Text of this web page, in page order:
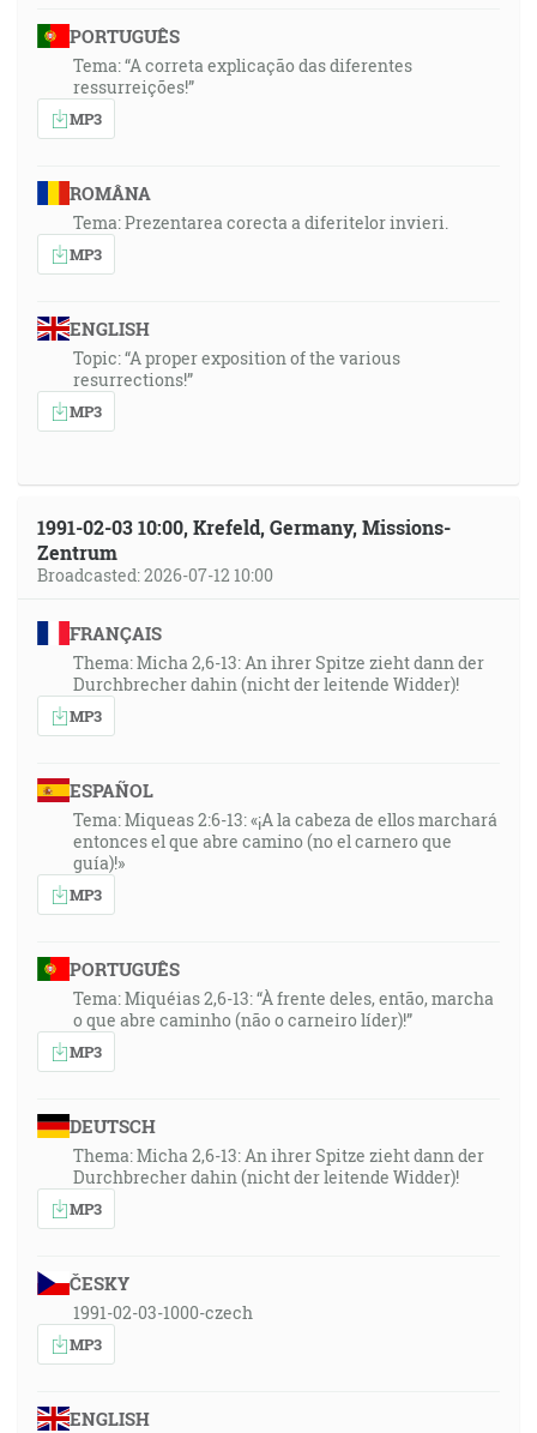
PORTUGUÊS
Tema: “A correta explicação das diferentes
ressurreições!”
MP3
ROMÂNA
Tema: Prezentarea corecta a diferitelor invieri.
MP3
ENGLISH
Topic: “A proper exposition of the various
resurrections!”
MP3
1991-02-03 10:00, Krefeld, Germany, Missions-
Zentrum
Broadcasted: 2026-07-12 10:00
FRANÇAIS
Thema: Micha 2,6-13: An ihrer Spitze zieht dann der
Durchbrecher dahin (nicht der leitende Widder)!
MP3
ESPAÑOL
Tema: Miqueas 2:6-13: «¡A la cabeza de ellos marchará
entonces el que abre camino (no el carnero que
guía)!»
MP3
PORTUGUÊS
Tema: Miquéias 2,6-13: “À frente deles, então, marcha
o que abre caminho (não o carneiro líder)!”
MP3
DEUTSCH
Thema: Micha 2,6-13: An ihrer Spitze zieht dann der
Durchbrecher dahin (nicht der leitende Widder)!
MP3
ČESKY
1991-02-03-1000-czech
MP3
ENGLISH